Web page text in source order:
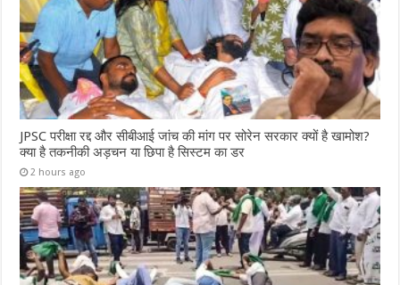
JPSC परीक्षा रद्द और सीबीआई जांच की मांग पर सोरेन सरकार क्यों है खामोश?
क्या है तकनीकी अड़चन या छिपा है सिस्टम का डर
2 hours ago